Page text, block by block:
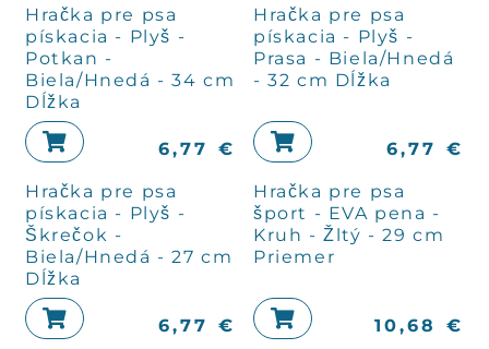
Hračka pre psa
pískacia - Plyš -
Potkan -
Biela/Hnedá - 34 cm
Dĺžka
6,77 €
Hračka pre psa
pískacia - Plyš -
Prasa - Biela/Hnedá
- 32 cm Dĺžka
6,77 €
Hračka pre psa
pískacia - Plyš -
Škrečok -
Biela/Hnedá - 27 cm
Dĺžka
6,77 €
Hračka pre psa
šport - EVA pena -
Kruh - Žltý - 29 cm
Priemer
10,68 €